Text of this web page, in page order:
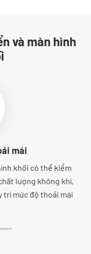
và màn hình
mái
khối có thể kiểm
lượng không khí,
trì mức độ thoải mái